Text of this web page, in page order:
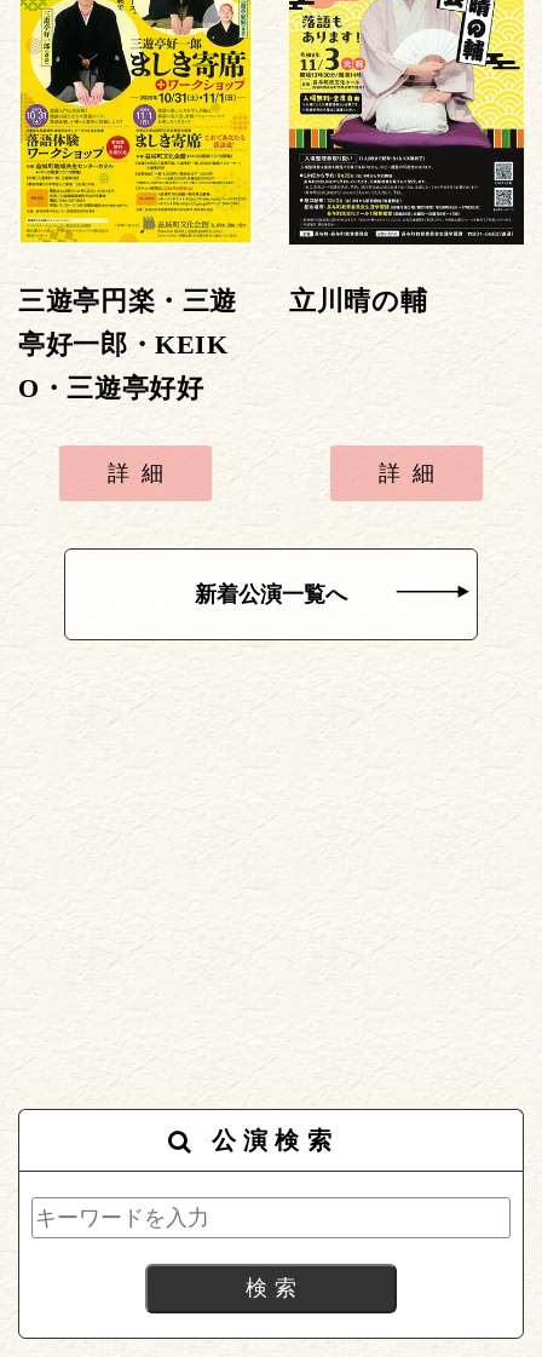
三遊亭円楽・三遊
亭好一郎・KEIK
O・三遊亭好好
詳細
立川晴の輔
詳細
新着公演一覧へ
公演検索